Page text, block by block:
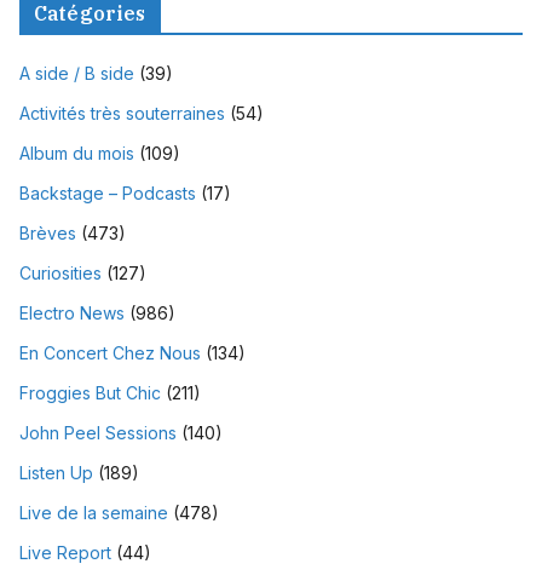
Catégories
A side / B side (39)
Activités très souterraines (54)
Album du mois (109)
Backstage – Podcasts (17)
Brèves (473)
Curiosities (127)
Electro News (986)
En Concert Chez Nous (134)
Froggies But Chic (211)
John Peel Sessions (140)
Listen Up (189)
Live de la semaine (478)
Live Report (44)